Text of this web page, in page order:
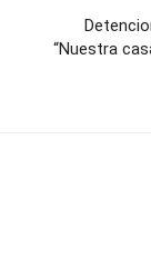
“Nuestra